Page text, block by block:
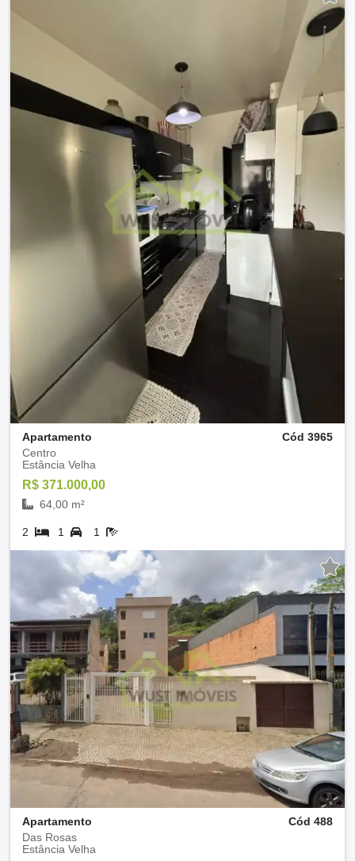
Apartamento
Cód 3965
Centro
Estância Velha
R$ 371.000,00
64,00 m²
2 1 1
Apartamento
Cód 488
Das Rosas
Estância Velha